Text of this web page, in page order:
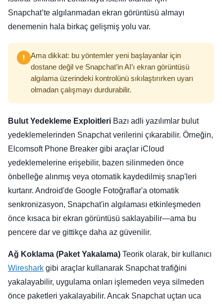
Snapchat’te algılanmadan ekran görüntüsü almayı
denemenin hala birkaç gelişmiş yolu var.
Ama dikkat: bu yöntemler yeni başlayanlar için
dostane değil ve Snapchat’in AI’ı ekran görüntüsü
algılama üzerindeki kontrolünü sıkılaştırırken uyarı
olmadan çalışmayı durdurabilir.
Bulut Yedekleme Exploitleri Bazı adli yazılımlar bulut
yedeklemelerinden Snapchat verilerini çıkarabilir. Örneğin,
Elcomsoft Phone Breaker gibi araçlar iCloud
yedeklemelerine erişebilir, bazen silinmeden önce
önbelleğe alınmış veya otomatik kaydedilmiş snap'leri
kurtarır. Android'de Google Fotoğraflar'a otomatik
senkronizasyon, Snapchat'in algılaması etkinleşmeden
önce kısaca bir ekran görüntüsü saklayabilir—ama bu
pencere dar ve gittikçe daha az güvenilir.
Ağ Koklama (Paket Yakalama) Teorik olarak, bir kullanıcı
Wireshark gibi araçlar kullanarak Snapchat trafiğini
yakalayabilir, uygulama onları işlemeden veya silmeden
önce paketleri yakalayabilir. Ancak Snapchat uçtan uca